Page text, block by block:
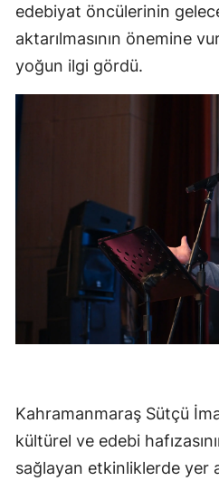
edebiyat öncülerinin
aktarılmasının önemine
yoğun ilgi gördü.
Kahramanmaraş Sütçü
kültürel ve edebi
sağlayan etkinliklerde yer